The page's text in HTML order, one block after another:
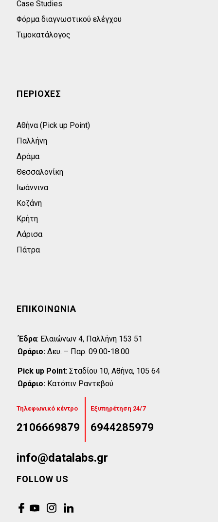
Case Studies
Φόρμα διαγνωστικού ελέγχου
Τιμοκατάλογος
ΠΕΡΙΟΧΕΣ
Αθήνα (Pick up Point)
Παλλήνη
Δράμα
Θεσσαλονίκη
Ιωάννινα
Κοζάνη
Κρήτη
Λάρισα
Πάτρα
ΕΠΙΚΟΙΝΩΝΊΑ
Έδρα: Eλαιώνων 4, Παλλήνη 153 51
Ωράριο: Δευ. – Παρ. 09.00-18.00
Pick up Point: Σταδίου 10, Αθήνα, 105 64
Ωράριο: Κατόπιν Ραντεβού
Τηλεφωνικό κέντρο
2106669879
Εξυπηρέτηση 24/7
6944285979
info@datalabs.gr
FOLLOW US